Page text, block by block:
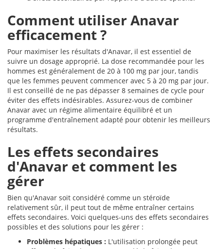
Comment utiliser Anavar
efficacement ?
Pour maximiser les résultats d'Anavar, il est essentiel de
suivre un dosage approprié. La dose recommandée pour les
hommes est généralement de 20 à 100 mg par jour, tandis
que les femmes peuvent commencer avec 5 à 20 mg par jour.
Il est conseillé de ne pas dépasser 8 semaines de cycle pour
éviter des effets indésirables. Assurez-vous de combiner
Anavar avec un régime alimentaire équilibré et un
programme d'entraînement adapté pour obtenir les meilleurs
résultats.
Les effets secondaires
d'Anavar et comment les
gérer
Bien qu'Anavar soit considéré comme un stéroïde
relativement sûr, il peut tout de même entraîner certains
effets secondaires. Voici quelques-uns des effets secondaires
possibles et des solutions pour les gérer :
Problèmes hépatiques : L'utilisation prolongée peut